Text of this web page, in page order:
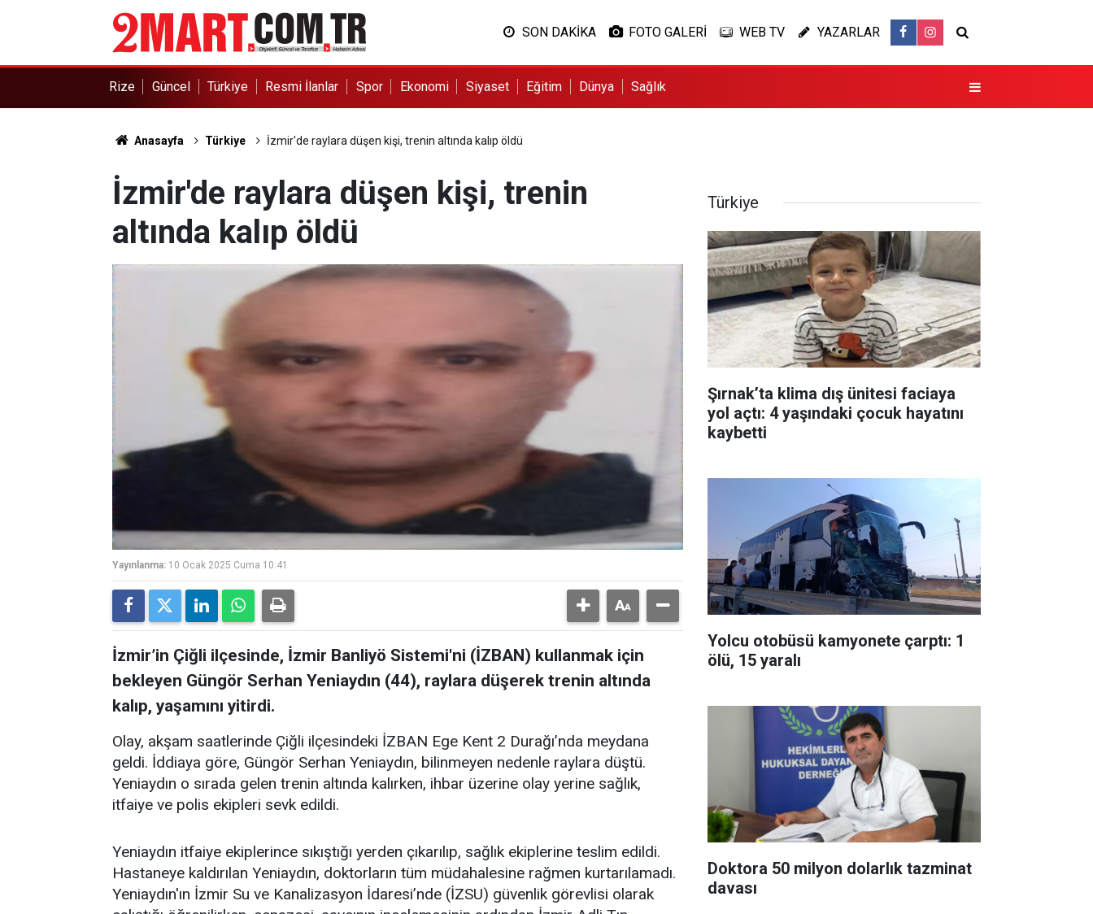
SON DAKİKA FOTO GALERİ WEB TV YAZARLAR
Rize Güncel Türkiye Resmi İlanlar Spor Ekonomi Siyaset Eğitim Dünya Sağlık
Anasayfa Türkiye İzmir'de raylara düşen kişi, trenin altında kalıp öldü
İzmir'de raylara düşen kişi, trenin
altında kalıp öldü
Yayınlanma: 10 Ocak 2025 Cuma 10:41
İzmir’in Çiğli ilçesinde, İzmir Banliyö Sistemi'ni (İZBAN) kullanmak için
bekleyen Güngör Serhan Yeniaydın (44), raylara düşerek trenin altında
kalıp, yaşamını yitirdi.
Olay, akşam saatlerinde Çiğli ilçesindeki İZBAN Ege Kent 2 Durağı’nda meydana
geldi. İddiaya göre, Güngör Serhan Yeniaydın, bilinmeyen nedenle raylara düştü.
Yeniaydın o sırada gelen trenin altında kalırken, ihbar üzerine olay yerine sağlık,
itfaiye ve polis ekipleri sevk edildi.
Yeniaydın itfaiye ekiplerince sıkıştığı yerden çıkarılıp, sağlık ekiplerine teslim edildi.
Hastaneye kaldırılan Yeniaydın, doktorların tüm müdahalesine rağmen kurtarılamadı.
Yeniaydın'ın İzmir Su ve Kanalizasyon İdaresi’nde (İZSU) güvenlik görevlisi olarak
Türkiye
Şırnak’ta klima dış ünitesi faciaya
yol açtı: 4 yaşındaki çocuk hayatını
kaybetti
Yolcu otobüsü kamyonete çarptı: 1
ölü, 15 yaralı
Doktora 50 milyon dolarlık tazminat
davası